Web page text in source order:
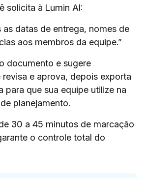
solicita à Lumin AI:
as datas de entrega, nomes de
aos membros da equipe.”
documento e sugere
revisa e aprova, depois exporta
para que sua equipe utilize na
planejamento.
30 a 45 minutos de marcação
o controle total do